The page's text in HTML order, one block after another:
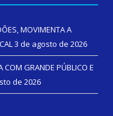
MOVIMENTA A
3 de agosto de 2026
COM GRANDE PÚBLICO E
de 2026